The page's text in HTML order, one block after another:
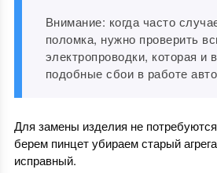
Внимание: когда часто
поломка, нужно проверить
электропроводки, которая и
подобные сбои в работе
Для замены изделия не
берем пинцет убираем старый
исправный.